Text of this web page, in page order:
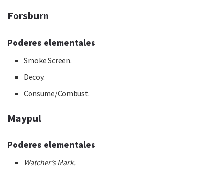
Forsburn
Poderes elementales
Smoke Screen.
Decoy.
Consume/Combust.
Maypul
Poderes elementales
Watcher’s Mark.